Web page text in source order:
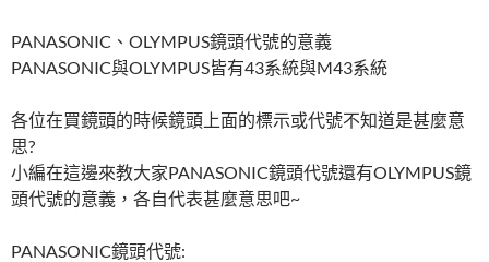
PANASONIC、OLYMPUS鏡頭代號的意義
PANASONIC與OLYMPUS皆有43系統與M43系統
各位在買鏡頭的時候鏡頭上面的標示或代號不知道是甚麼意
思?
小編在這邊來教大家PANASONIC鏡頭代號還有OLYMPUS鏡
頭代號的意義，各自代表甚麼意思吧~
PANASONIC鏡頭代號: